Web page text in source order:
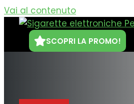
Vai al contenuto
SCOPRI LA PROMO!